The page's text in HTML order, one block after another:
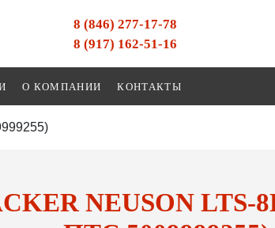
8 (846) 277-17-78
8 (917) 162-51-16
О КОМПАНИИ КОНТАКТЫ
NEUSON LTS-